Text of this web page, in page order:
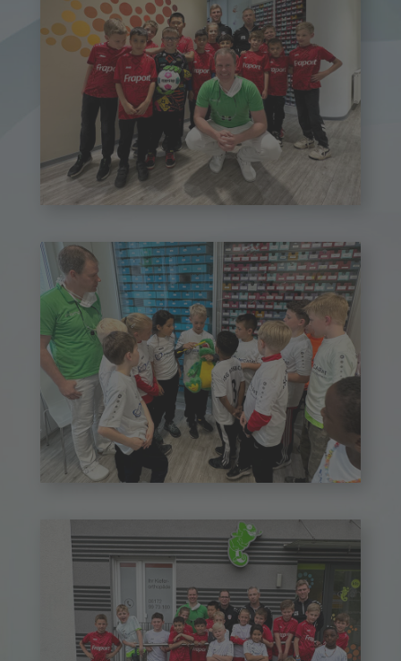
Usingen
Bad Nauheim
Datenschutz
Ich stimme zu, dass meine Angaben aus diesem
Kontaktformular zur Beantwortung meines Anliegens
erhoben und verarbeitet werden. Weitere Informationen
und Widerrufshinweise finden Sie in unserer
Datenschutzerklärung.
Anfrage abschicken
Schließen